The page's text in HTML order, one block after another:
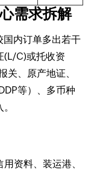
需求拆解
内订单多出若干
(L/C)或托收资
关、原产地证、
等）、多币种
资料、装运港、